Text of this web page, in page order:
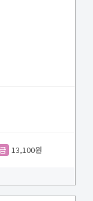
13,100원